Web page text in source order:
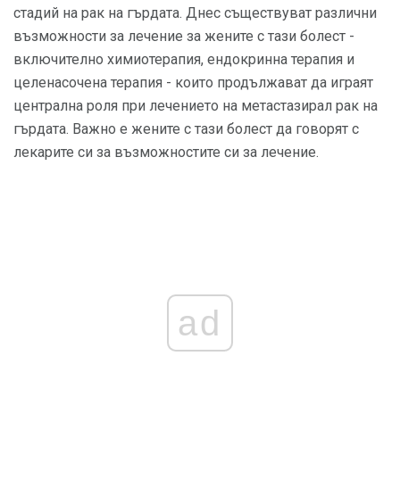
стадий на рак на гърдата. Днес съществуват различни
възможности за лечение за жените с тази болест -
включително химиотерапия, ендокринна терапия и
целенасочена терапия - които продължават да играят
централна роля при лечението на метастазирал рак на
гърдата. Важно е жените с тази болест да говорят с
лекарите си за възможностите си за лечение.
ad